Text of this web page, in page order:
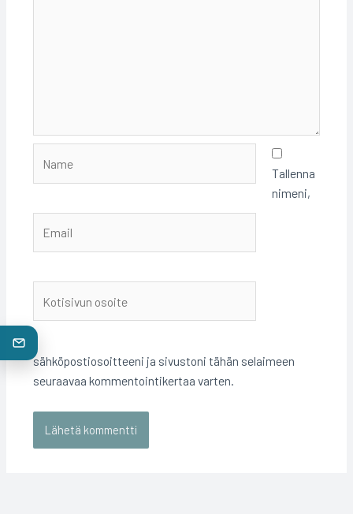
osoite
Tallenna
nimeni,
sähköpostiosoitteeni ja sivustoni tähän selaimeen
seuraavaa kommentointikertaa varten.